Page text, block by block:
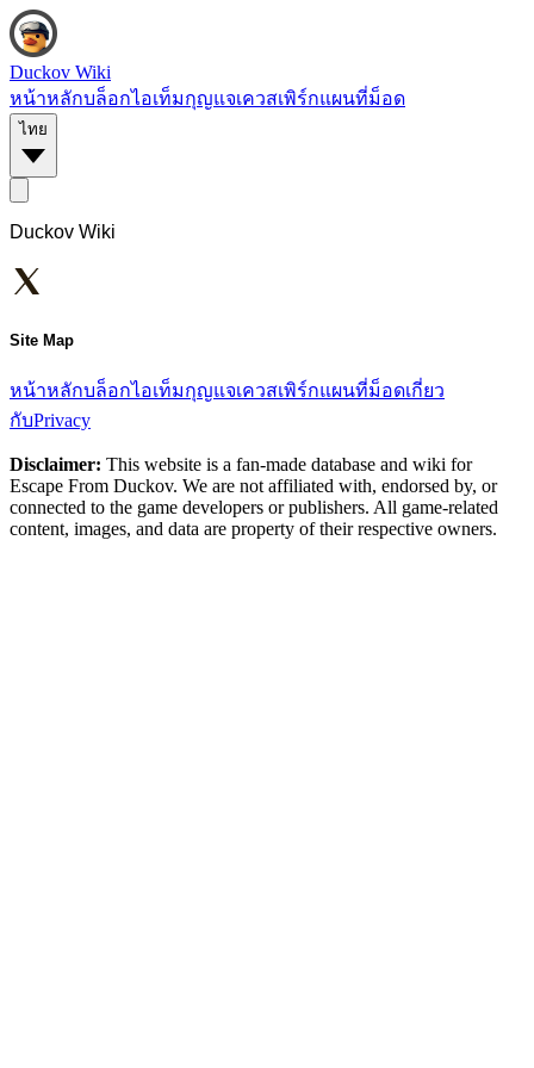
Duckov Wiki
หน้าหลักบล็อกไอเท็มกุญแจเควสเพิร์กแผนที่ม็อด
ไทย
Duckov Wiki
Site Map
หน้าหลักบล็อกไอเท็มกุญแจเควสเพิร์กแผนที่ม็อดเกี่ยว
กับPrivacy
Disclaimer: This website is a fan-made database and wiki for
Escape From Duckov. We are not affiliated with, endorsed by, or
connected to the game developers or publishers. All game-related
content, images, and data are property of their respective owners.